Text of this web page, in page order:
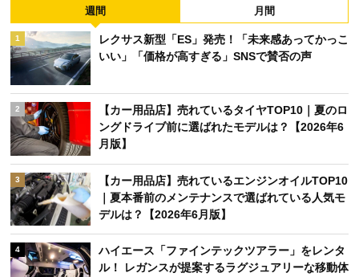
週間 月間
1
レクサス新型「ES」発売！「未来感あってかっこ
いい」「価格が高すぎる」SNSで賛否の声
2
【カー用品店】売れているタイヤTOP10｜夏のロ
ングドライブ前に選ばれたモデルは？【2026年6
月版】
3
【カー用品店】売れているエンジンオイルTOP10
｜夏本番前のメンテナンスで選ばれている人気モ
デルは？【2026年6月版】
4
ハイエース「ファインテックツアラー」をレンタ
ル！ レガンスが提案するラグジュアリーな移動体